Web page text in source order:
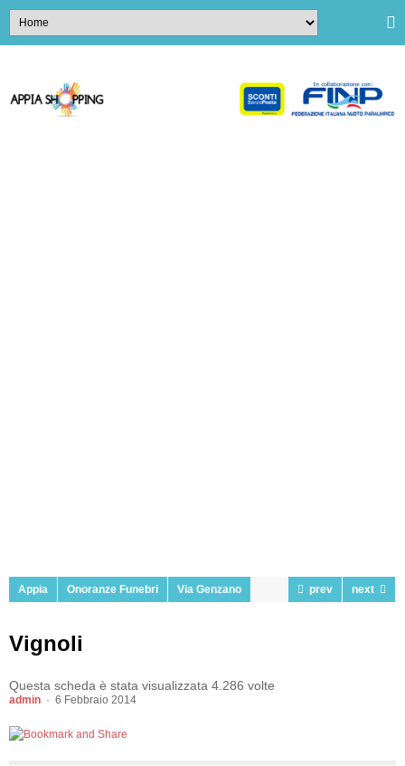
Appia Onoranze Funebri Via Genzano prev next
Vignoli
Questa scheda è stata visualizzata 4.286 volte
admin 6 Febbraio 2014